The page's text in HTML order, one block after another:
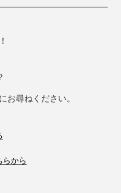
お尋ねください。
らから